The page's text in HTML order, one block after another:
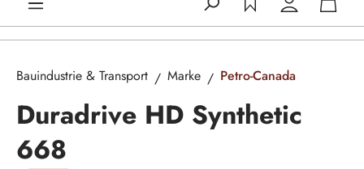
Bauindustrie & Transport Marke Petro-Canada
Duradrive HD Synthetic
668